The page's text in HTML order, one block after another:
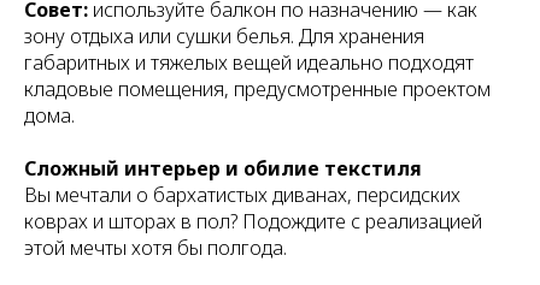
Совет: используйте балкон по назначению — как
зону отдыха или сушки белья. Для хранения
габаритных и тяжелых вещей идеально подходят
кладовые помещения, предусмотренные проектом
дома.
Сложный интерьер и обилие текстиля
Вы мечтали о бархатистых диванах, персидских
коврах и шторах в пол? Подождите с реализацией
этой мечты хотя бы полгода.